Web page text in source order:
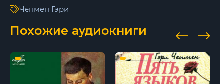
Чепмен Гэри
Похожие аудиокниги